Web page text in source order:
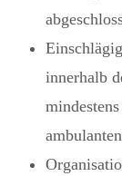
innerhalb